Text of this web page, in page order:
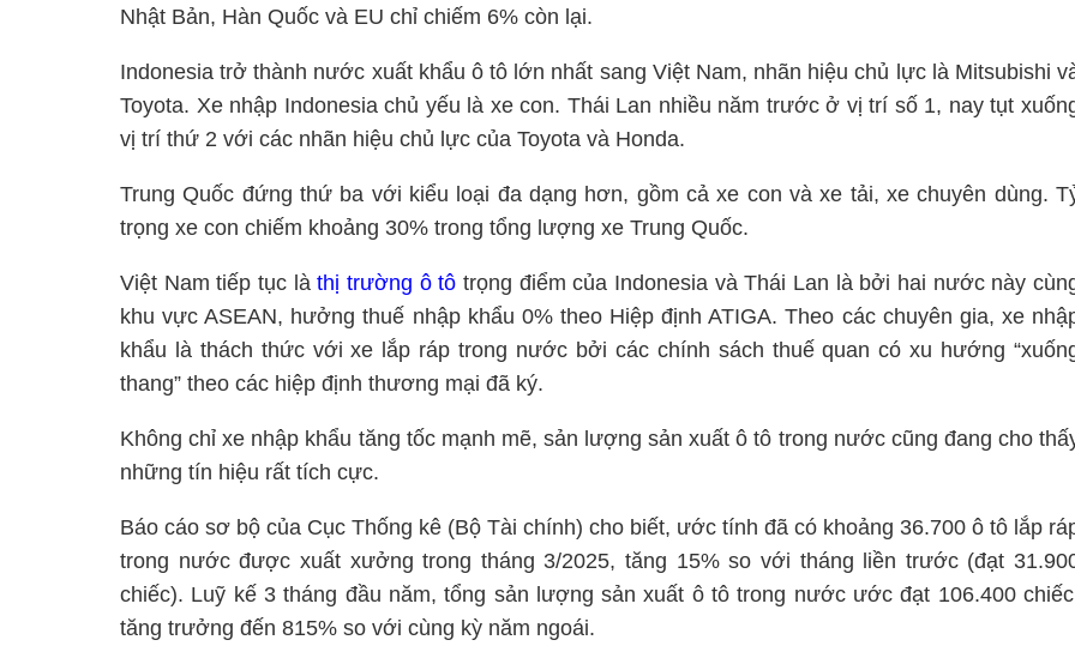
Nhật Bản, Hàn Quốc và EU chỉ chiếm 6% còn lại.
Indonesia trở thành nước xuất khẩu ô tô lớn nhất sang Việt Nam, nhãn hiệu chủ lực là Mitsubishi
Toyota. Xe nhập Indonesia chủ yếu là xe con. Thái Lan nhiều năm trước ở vị trí số 1, nay tụt
vị trí thứ 2 với các nhãn hiệu chủ lực của Toyota và Honda.
Trung Quốc đứng thứ ba với kiểu loại đa dạng hơn, gồm cả xe con và xe tải, xe chuyên dùng.
trọng xe con chiếm khoảng 30% trong tổng lượng xe Trung Quốc.
Việt Nam tiếp tục làthị trường ô tô trọng điểm của Indonesia và Thái Lan là bởi hai nước này
khu vực ASEAN, hưởng thuế nhập khẩu 0% theo Hiệp định ATIGA. Theo các chuyên gia, xe
khẩu là thách thức với xe lắp ráp trong nước bởi các chính sách thuế quan có xu hướng
thang” theo các hiệp định thương mại đã ký.
Không chỉ xe nhập khẩu tăng tốc mạnh mẽ, sản lượng sản xuất ô tô trong nước cũng đang cho
những tín hiệu rất tích cực.
Báo cáo sơ bộ của Cục Thống kê (Bộ Tài chính) cho biết, ước tính đã có khoảng 36.700 ô tô lắp
trong nước được xuất xưởng trong tháng 3/2025, tăng 15% so với tháng liền trước (đạt
chiếc). Luỹ kế 3 tháng đầu năm, tổng sản lượng sản xuất ô tô trong nước ước đạt 106.400
tăng trưởng đến 815% so với cùng kỳ năm ngoái.